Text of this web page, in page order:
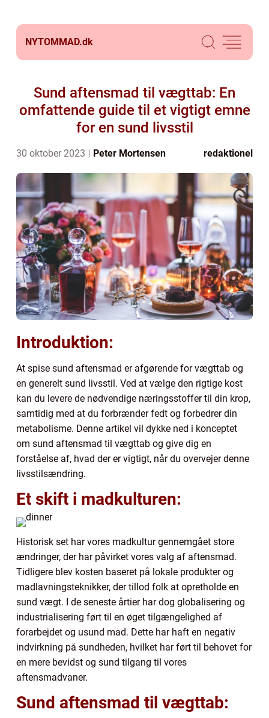
NYTOMMAD.dk
Sund aftensmad til vægttab: En
omfattende guide til et vigtigt emne
for en sund livsstil
30 oktober 2023 Peter Mortensen redaktionel
Introduktion:
At spise sund aftensmad er afgørende for vægttab og
en generelt sund livsstil. Ved at vælge den rigtige kost
kan du levere de nødvendige næringsstoffer til din krop,
samtidig med at du forbrænder fedt og forbedrer din
metabolisme. Denne artikel vil dykke ned i konceptet
om sund aftensmad til vægttab og give dig en
forståelse af, hvad der er vigtigt, når du overvejer denne
livsstilsændring.
Et skift i madkulturen:
Historisk set har vores madkultur gennemgået store
ændringer, der har påvirket vores valg af aftensmad.
Tidligere blev kosten baseret på lokale produkter og
madlavningsteknikker, der tillod folk at opretholde en
sund vægt. I de seneste årtier har dog globalisering og
industrialisering ført til en øget tilgængelighed af
forarbejdet og usund mad. Dette har haft en negativ
indvirkning på sundheden, hvilket har ført til behovet for
en mere bevidst og sund tilgang til vores
aftensmadvaner.
Sund aftensmad til vægttab: